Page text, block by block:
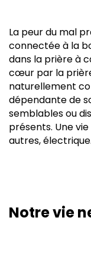
La peur du mal
connectée à la
dans la prière à
cœur par la
naturellement
dépendante de
semblables ou
présents. Une
autres, électrique.
Notre vie